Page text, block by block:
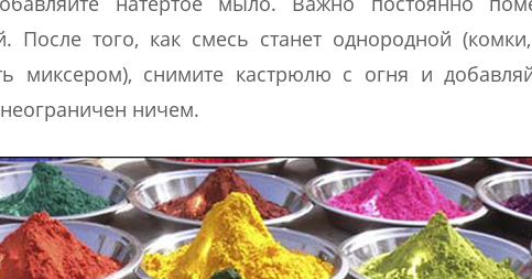
После того, как смесь станет однородной
миксером), снимите кастрюлю с огня и
ничем.